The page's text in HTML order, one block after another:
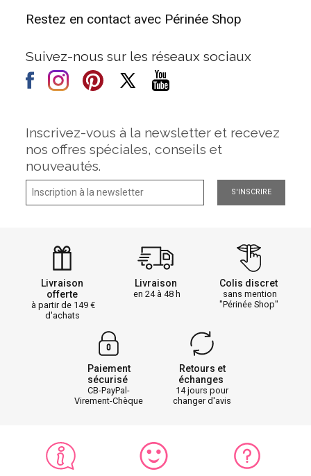
Restez en contact avec Périnée Shop
Suivez-nous sur les réseaux sociaux
Inscrivez-vous à la newsletter et recevez
nos offres spéciales, conseils et
nouveautés.
S'INSCRIRE
Livraison
offerte
à partir de 149
d'achats
Livraison
en 24 à 48 h
Colis discret
sans mention
"Périnée Shop"
Paiement
sécurisé
CB-PayPal-
Virement-Chèque
Retours et
échanges
14 jours pour
changer d'avis